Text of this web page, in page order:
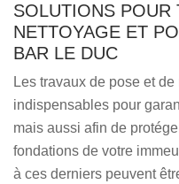
SOLUTIONS POUR
NETTOYAGE ET
BAR LE DUC
Les travaux de pose et
indispensables pour
mais aussi afin de
fondations de votre
à ces derniers peuvent